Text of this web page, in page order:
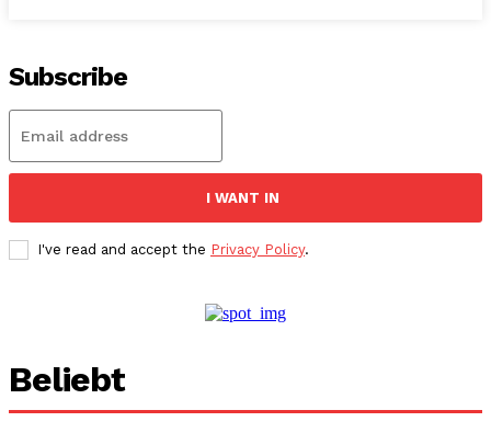
Subscribe
I WANT IN
I've read and accept the Privacy Policy.
Beliebt